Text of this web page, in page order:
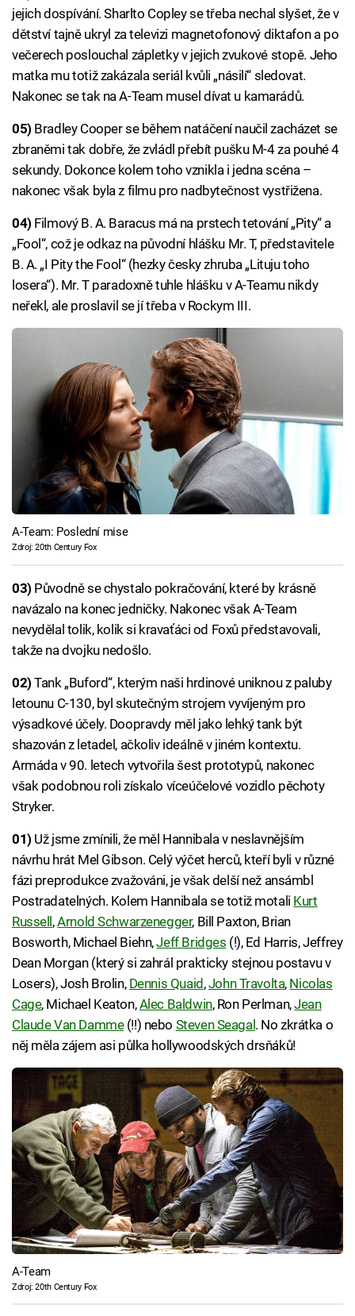
jejich dospívání. Sharlto Copley se třeba nechal slyšet, že v
dětství tajně ukryl za televizi magnetofonový diktafon a po
večerech poslouchal zápletky v jejich zvukové stopě. Jeho
matka mu totiž zakázala seriál kvůli „násilí“ sledovat.
Nakonec se tak na A-Team musel dívat u kamarádů.
05) Bradley Cooper se během natáčení naučil zacházet se
zbraněmi tak dobře, že zvládl přebít pušku M-4 za pouhé 4
sekundy. Dokonce kolem toho vznikla i jedna scéna –
nakonec však byla z filmu pro nadbytečnost vystřižena.
04) Filmový B. A. Baracus má na prstech tetování „Pity“ a
„Fool“, což je odkaz na původní hlášku Mr. T, představitele
B. A. „I Pity the Fool“ (hezky česky zhruba „Lituju toho
losera“). Mr. T paradoxně tuhle hlášku v A-Teamu nikdy
neřekl, ale proslavil se jí třeba v Rockym III.
A-Team: Poslední mise
Zdroj: 20th Century Fox
03) Původně se chystalo pokračování, které by krásně
navázalo na konec jedničky. Nakonec však A-Team
nevydělal tolik, kolik si kravaťáci od Foxů představovali,
takže na dvojku nedošlo.
02) Tank „Buford“, kterým naši hrdinové uniknou z paluby
letounu C-130, byl skutečným strojem vyvíjeným pro
výsadkové účely. Doopravdy měl jako lehký tank být
shazován z letadel, ačkoliv ideálně v jiném kontextu.
Armáda v 90. letech vytvořila šest prototypů, nakonec
však podobnou roli získalo víceúčelové vozidlo pěchoty
Stryker.
01) Už jsme zmínili, že měl Hannibala v neslavnějším
návrhu hrát Mel Gibson. Celý výčet herců, kteří byli v různé
fázi preprodukce zvažováni, je však delší než ansámbl
Postradatelných. Kolem Hannibala se totiž motali Kurt
Russell,Arnold Schwarzenegger, Bill Paxton, Brian
Bosworth, Michael Biehn,Jeff Bridges (!), Ed Harris, Jeffrey
Dean Morgan (který si zahrál prakticky stejnou postavu v
Losers), Josh Brolin, Dennis Quaid,John Travolta, Nicolas
Cage, Michael Keaton,Alec Baldwin, Ron Perlman,Jean
Claude Van Damme(!!) nebo Steven Seagal. No zkrátka o
něj měla zájem asi půlka hollywoodských drsňáků!
A-Team
Zdroj: 20th Century Fox